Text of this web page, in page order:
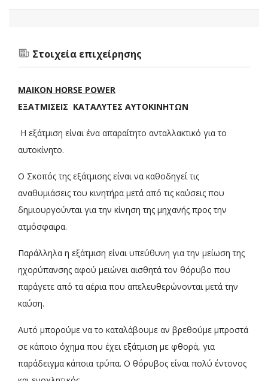
Στοιχεία επιχείρησης
MAIKON HORSE POWER
ΕΞΑΤΜΙΣΕΙΣ ΚΑΤΑΛΥΤΕΣ ΑΥΤΟΚΙΝΗΤΩΝ
Η εξάτμιση είναι ένα απαραίτητο ανταλλακτικό για το
αυτοκίνητο.
Ο Σκοπός της εξάτμισης είναι να καθοδηγεί τις
αναθυμιάσεις του κινητήρα μετά από τις καύσεις που
δημιουργούνται για την κίνηση της μηχανής προς την
ατμόσφαιρα.
Παράλληλα η εξάτμιση είναι υπεύθυνη για την μείωση της
ηχορύπανσης αφού μειώνει αισθητά τον θόρυβο που
παράγετε από τα αέρια που απελευθερώνονται μετά την
καύση.
Αυτό μπορούμε να το καταλάβουμε αν βρεθούμε μπροστά
σε κάποιο όχημα που έχει εξάτμιση με φθορά, για
παράδειγμα κάποια τρύπα. Ο θόρυβος είναι πολύ έντονος